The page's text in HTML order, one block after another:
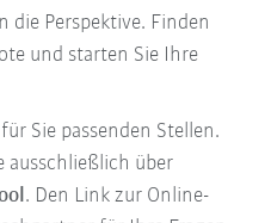
die Perspektive. Finden
und starten Sie Ihre
Sie passenden Stellen.
ausschließlich über
. Den Link zur Online-